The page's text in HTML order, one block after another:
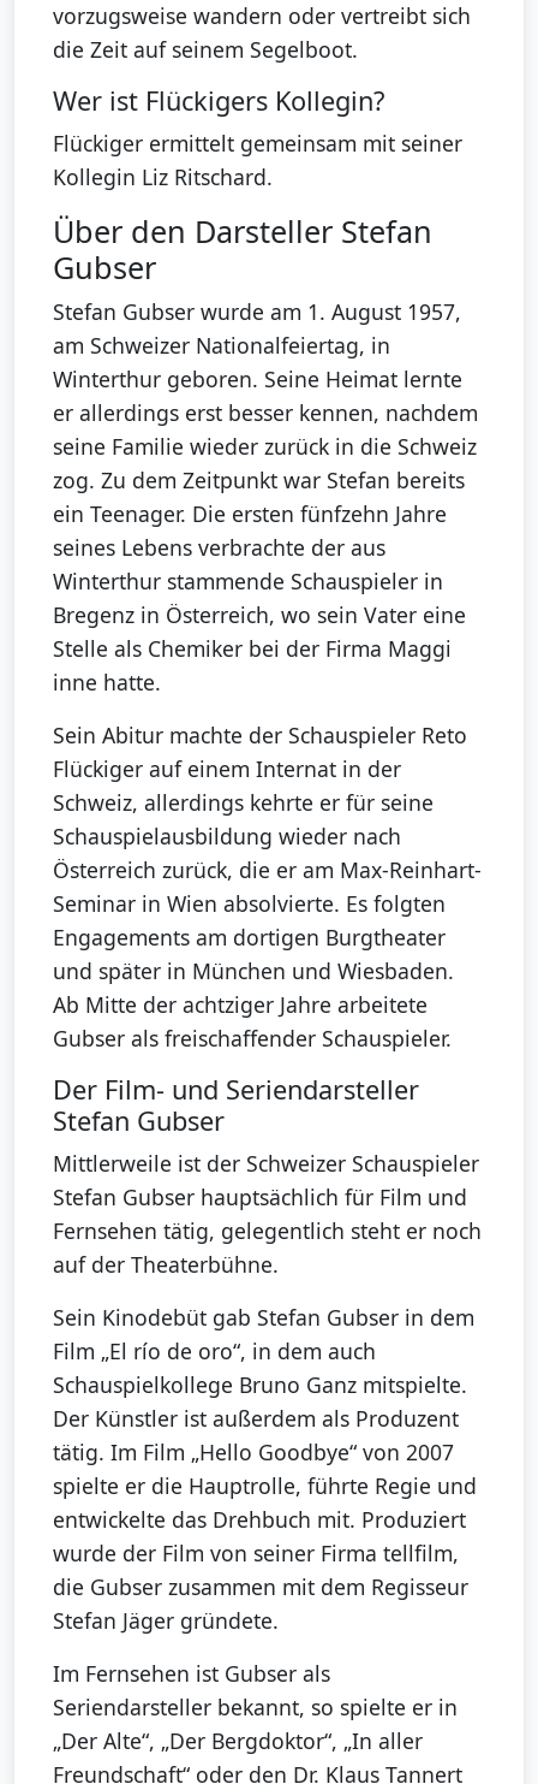
vorzugsweise wandern oder vertreibt sich
die Zeit auf seinem Segelboot.
Wer ist Flückigers Kollegin?
Flückiger ermittelt gemeinsam mit seiner
Kollegin Liz Ritschard.
Über den Darsteller Stefan
Gubser
Stefan Gubser wurde am 1. August 1957,
am Schweizer Nationalfeiertag, in
Winterthur geboren. Seine Heimat lernte
er allerdings erst besser kennen, nachdem
seine Familie wieder zurück in die Schweiz
zog. Zu dem Zeitpunkt war Stefan bereits
ein Teenager. Die ersten fünfzehn Jahre
seines Lebens verbrachte der aus
Winterthur stammende Schauspieler in
Bregenz in Österreich, wo sein Vater eine
Stelle als Chemiker bei der Firma Maggi
inne hatte.
Sein Abitur machte der Schauspieler Reto
Flückiger auf einem Internat in der
Schweiz, allerdings kehrte er für seine
Schauspielausbildung wieder nach
Österreich zurück, die er am Max-Reinhart-
Seminar in Wien absolvierte. Es folgten
Engagements am dortigen Burgtheater
und später in München und Wiesbaden.
Ab Mitte der achtziger Jahre arbeitete
Gubser als freischaffender Schauspieler.
Der Film- und Seriendarsteller
Stefan Gubser
Mittlerweile ist der Schweizer Schauspieler
Stefan Gubser hauptsächlich für Film und
Fernsehen tätig, gelegentlich steht er noch
auf der Theaterbühne.
Sein Kinodebüt gab Stefan Gubser in dem
Film „El río de oro“, in dem auch
Schauspielkollege Bruno Ganz mitspielte.
Der Künstler ist außerdem als Produzent
tätig. Im Film „Hello Goodbye“ von 2007
spielte er die Hauptrolle, führte Regie und
entwickelte das Drehbuch mit. Produziert
wurde der Film von seiner Firma tellfilm,
die Gubser zusammen mit dem Regisseur
Stefan Jäger gründete.
Im Fernsehen ist Gubser als
Seriendarsteller bekannt, so spielte er in
„Der Alte“, „Der Bergdoktor“, „In aller
Freundschaft“ oder den Dr. Klaus Tannert